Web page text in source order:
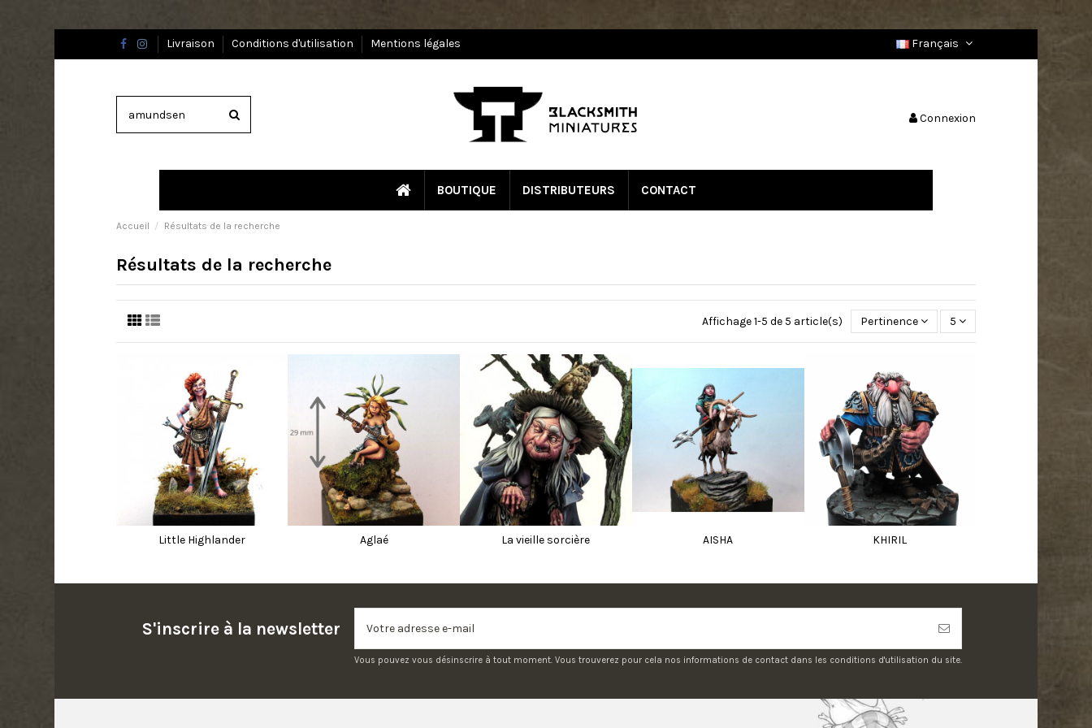
Livraison Conditions d'utilisation Mentions légales Français
Connexion
BOUTIQUE DISTRIBUTEURS CONTACT
Accueil Résultats de la recherche
Résultats de la recherche
Affichage 1-5 de 5 article(s) Pertinence 5
Little Highlander Aglaé La vieille sorcière AISHA KHIRIL
S'inscrire à la newsletter
Vous pouvez vous désinscrire à tout moment. Vous trouverez pour cela nos informations de contact dans les conditions d'utilisation du site.